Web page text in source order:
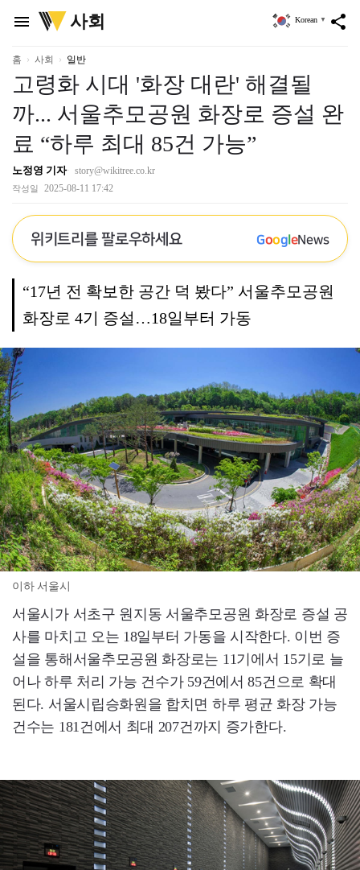
menu
위
키
리
사회 share
Korean ▼
홈 사회 일반
고령화 시대 '화장 대란' 해결될
까... 서울추모공원 화장로 증설 완
료 “하루 최대 85건 가능”
노정영 기자 story@wikitree.co.kr
작성일 2025-08-11 17:42
위키트리를 팔로우하세요 GoogleNews
“17년 전 확보한 공간 덕 봤다” 서울추모공원
화장로 4기 증설…18일부터 가동
이하 서울시
서울시가 서초구 원지동 서울추모공원 화장로 증설 공
사를 마치고 오는 18일부터 가동을 시작한다. 이번 증
설을 통해서울추모공원 화장로는 11기에서 15기로 늘
어나 하루 처리 가능 건수가 59건에서 85건으로 확대
된다. 서울시립승화원을 합치면 하루 평균 화장 가능
건수는 181건에서 최대 207건까지 증가한다.